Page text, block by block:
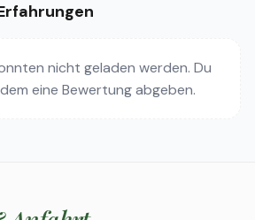
nicht geladen werden. Du
eine Bewertung abgeben.